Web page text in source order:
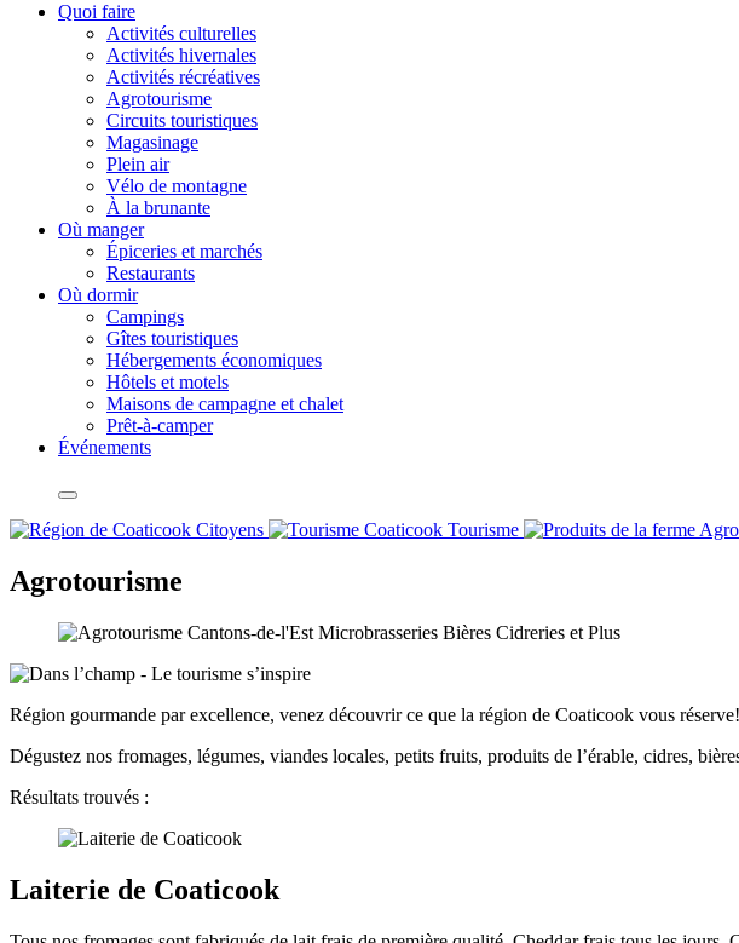
Quoi faire
Activités culturelles
Activités hivernales
Activités récréatives
Agrotourisme
Circuits touristiques
Magasinage
Plein air
Vélo de montagne
À la brunante
Où manger
Épiceries et marchés
Restaurants
Où dormir
Campings
Gîtes touristiques
Hébergements économiques
Hôtels et motels
Maisons de campagne et chalet
Prêt-à-camper
Événements
Citoyens Tourisme Agro
Agrotourisme
Région gourmande par excellence, venez découvrir ce que la région de Coaticook vous réserve!
Dégustez nos fromages, légumes, viandes locales, petits fruits, produits de l’érable, cidres,
Résultats trouvés :
Laiterie de Coaticook